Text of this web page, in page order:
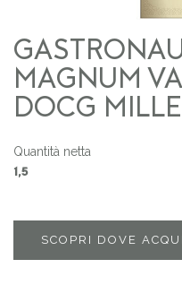
MAGNUM
DOCG
Quantità netta
1,5
SCOPRI DOVE